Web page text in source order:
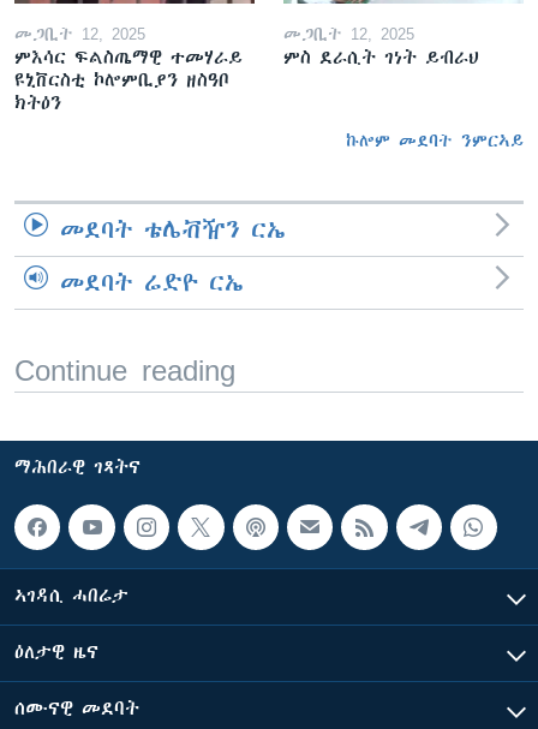
መጋቢት 12, 2025
ምእሳር ፍልስጤማዊ ተመሃራይ
ዩኒቨርስቲ ኮሎምቢያን ዘስዓቦ
ክትዕን
መጋቢት 12, 2025
ምስ ደራሲት ገነት ይብራህ
ኩሎም መደባት ንምርኣይ
መደባት ቴሌቭዥን ርኤ
መደባት ሬድዮ ርኤ
Continue reading
ማሕበራዊ ገጻትና
ኣገዳሲ ሓበሬታ
ዕለታዊ ዜና
ሰሙናዊ መደባት